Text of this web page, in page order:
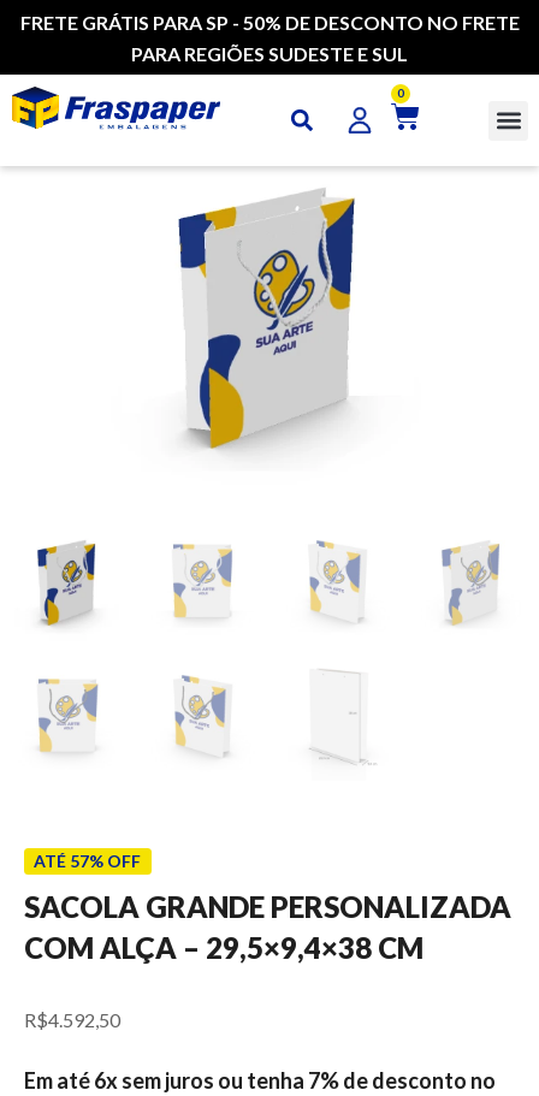
FRETE GRÁTIS PARA SP - 50% DE DESCONTO NO FRETE
PARA REGIÕES SUDESTE E SUL
0
ATÉ 57% OFF
SACOLA GRANDE PERSONALIZADA
COM ALÇA – 29,5×9,4×38 CM
R$4.592,50
Em até 6x sem juros ou tenha 7% de desconto no